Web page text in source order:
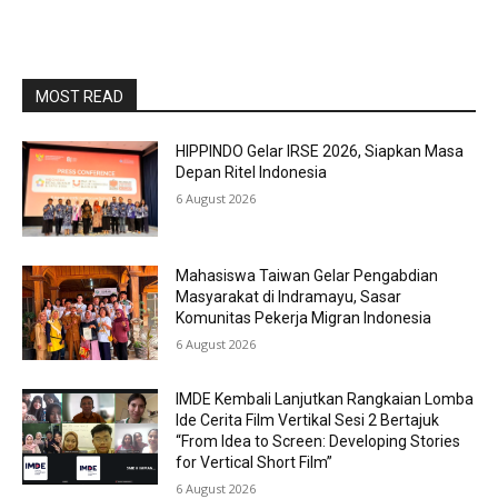
MOST READ
HIPPINDO Gelar IRSE 2026, Siapkan Masa
Depan Ritel Indonesia
6 August 2026
Mahasiswa Taiwan Gelar Pengabdian
Masyarakat di Indramayu, Sasar
Komunitas Pekerja Migran Indonesia
6 August 2026
IMDE Kembali Lanjutkan Rangkaian Lomba
Ide Cerita Film Vertikal Sesi 2 Bertajuk
“From Idea to Screen: Developing Stories
for Vertical Short Film”
6 August 2026